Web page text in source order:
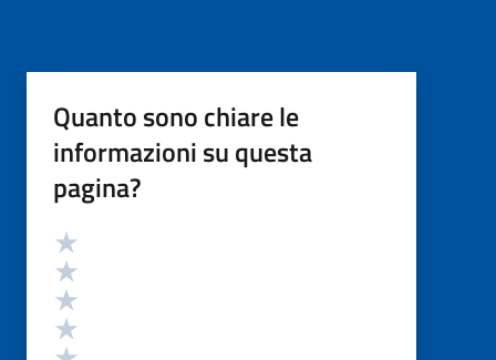
Quanto sono chiare le
informazioni su questa
pagina?
Valutazione